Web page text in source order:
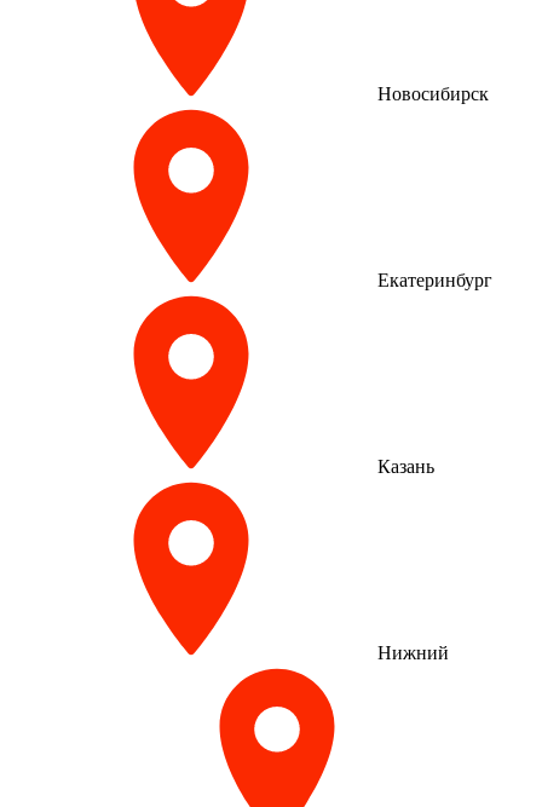
Новосибирск
Екатеринбург
Казань
Нижний